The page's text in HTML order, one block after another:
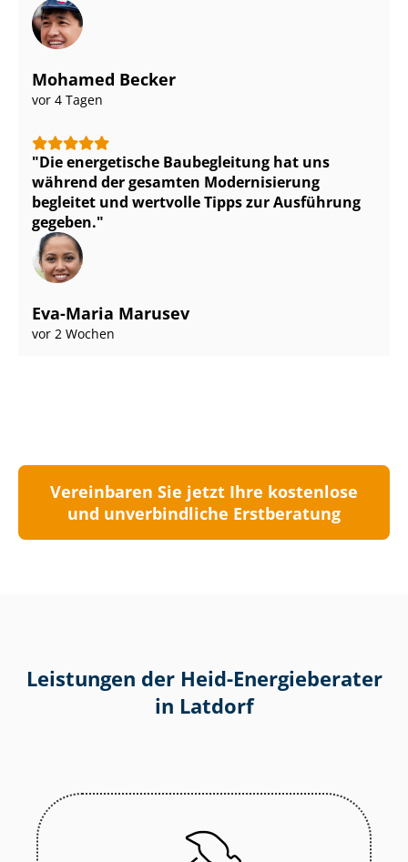
Mohamed Becker
vor 4 Tagen
Die energetische Baubegleitung hat uns
während der gesamten Modernisierung
begleitet und wertvolle Tipps zur Ausführung
gegeben.
Eva-Maria Marusev
vor 2 Wochen
Vereinbaren Sie jetzt Ihre kostenlose
und unverbindliche Erstberatung
Leistungen der Heid-Energieberater
in Latdorf